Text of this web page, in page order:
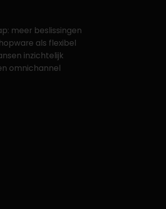
meer beslissingen
als flexibel
inzichtelijk
omnichannel